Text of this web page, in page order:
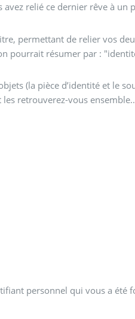
avez relié ce dernier rêve à un
permettant de relier vos
pourrait résumer par :
(la pièce d’identité et le
les retrouverez-vous
personnel qui vous a été